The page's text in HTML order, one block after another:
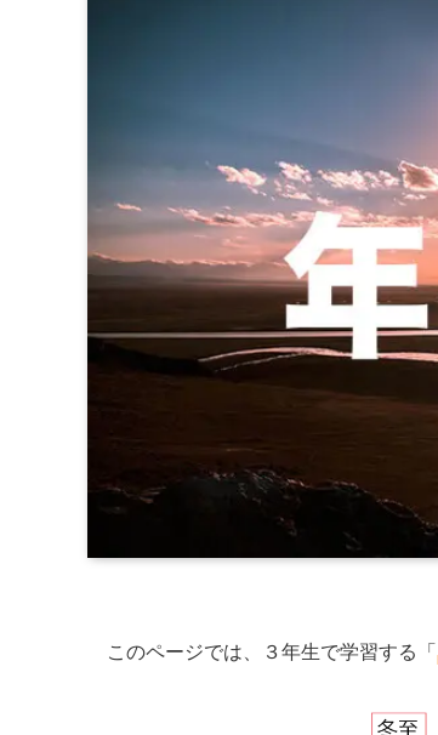
このページでは、３年生で学習する「